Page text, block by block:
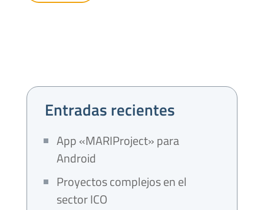
Entradas recientes
App «MARIProject» para
Android
Proyectos complejos en el
sector ICO